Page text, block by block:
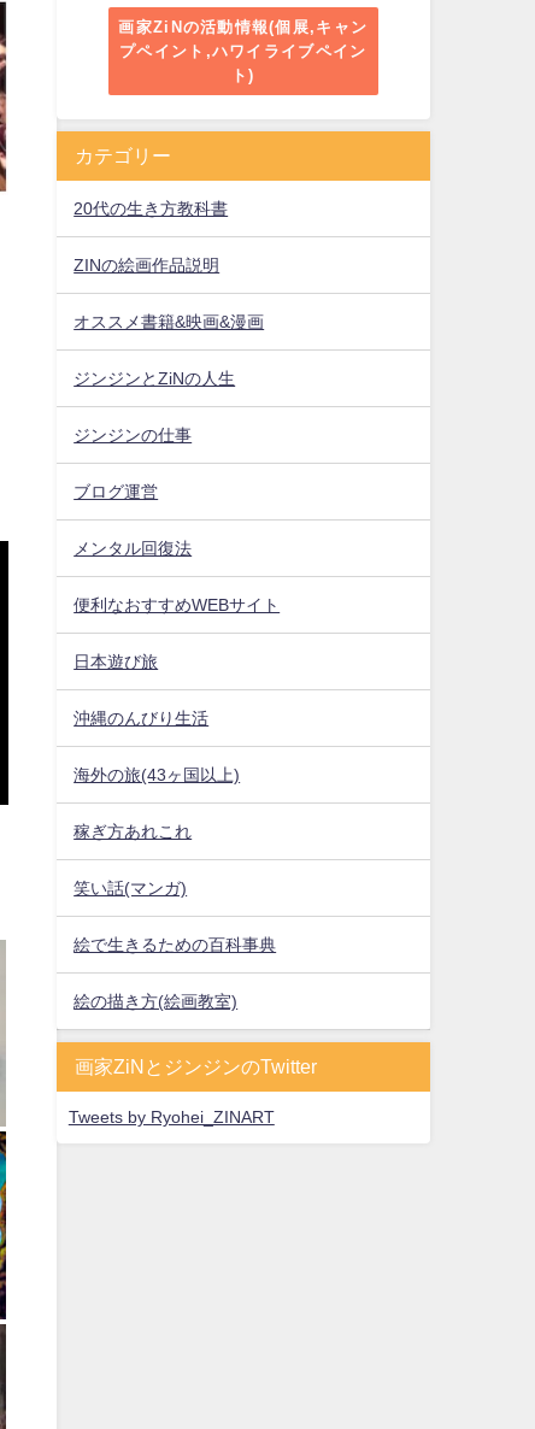
画家ZiNの活動情報(個展,キャン
プペイント,ハワイライブペイン
ト)
カテゴリー
20代の生き方教科書
ZINの絵画作品説明
オススメ書籍&映画&漫画
ジンジンとZiNの人生
ジンジンの仕事
ブログ運営
メンタル回復法
便利なおすすめWEBサイト
日本遊び旅
沖縄のんびり生活
海外の旅(43ヶ国以上)
稼ぎ方あれこれ
笑い話(マンガ)
絵で生きるための百科事典
絵の描き方(絵画教室)
画家ZiNとジンジンのTwitter
Tweets by Ryohei_ZINART